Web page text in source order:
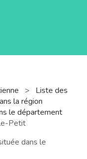
>
Liste des
la région
le département
Petit
dans le